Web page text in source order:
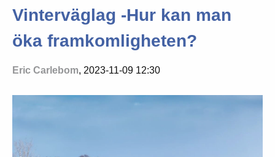
Vinterväglag -Hur kan man
öka framkomligheten?
Eric Carlebom, 2023-11-09 12:30